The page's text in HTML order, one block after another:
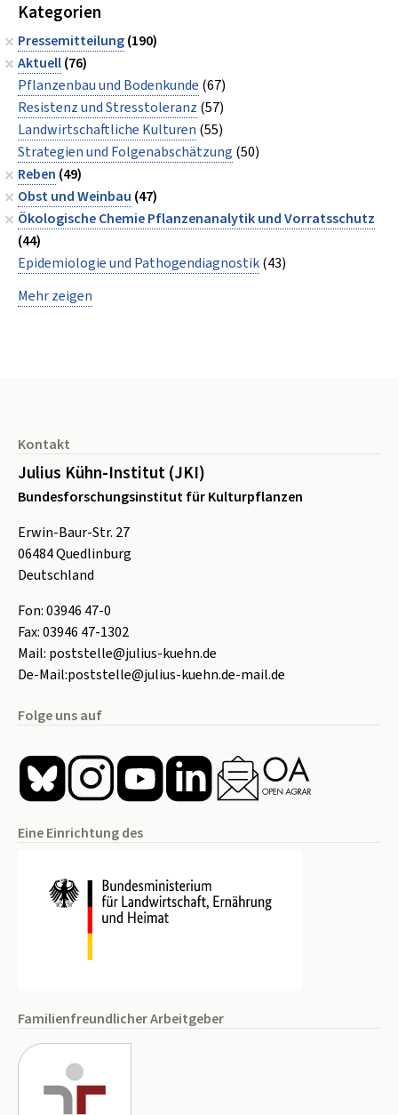
Kategorien
Pressemitteilung(190)
Aktuell(76)
Pflanzenbau und Bodenkunde (67)
Resistenz und Stresstoleranz (57)
Landwirtschaftliche Kulturen (55)
Strategien und Folgenabschätzung (50)
Reben (49)
Obst und Weinbau (47)
Ökologische Chemie Pflanzenanalytik und Vorratsschutz
(44)
Epidemiologie und Pathogendiagnostik(43)
Mehr zeigen
Kontakt
Julius Kühn-Institut (JKI)
Bundesforschungsinstitut für Kulturpflanzen
Erwin-Baur-Str. 27
06484Quedlinburg
Deutschland
Fon:03946 47-0
Fax:03946 47-1302
Mail: poststelle@julius-kuehn.de
De-Mail:poststelle@julius-kuehn.de-mail.de
Folge uns auf
Eine Einrichtung des
Familienfreundlicher Arbeitgeber